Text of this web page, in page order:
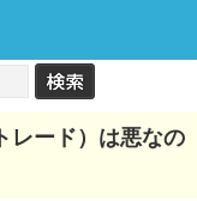
レード）は悪なの